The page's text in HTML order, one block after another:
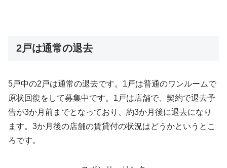
2戸は通常の退去
5戸中の2戸は通常の退去です。1戸は普通のワンルームで
原状回復をして募集中です。1戸は店舗で、契約で退去予
告が3か月前までとなっており、約3か月後に退去になり
ます。3か月後の店舗の賃貸付の状況はどうかというとこ
ろです。